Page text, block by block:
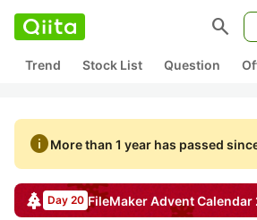
search
Trend Stock List Question
infoMore than 1 year has passed
Day 20 FileMakerAdvent Calendar